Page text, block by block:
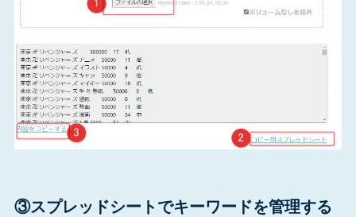
③スプレッドシートでキーワードを管理する